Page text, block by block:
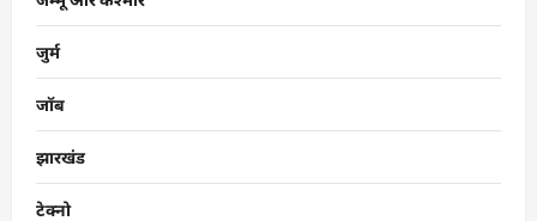
जुर्म
जॉब
झारखंड
टेक्नो